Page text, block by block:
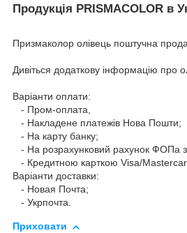
Продукція PRISMACOLOR в
Призмаколор олівець поштучна
Дивіться додаткову інформацію про
Варіанти оплати:
- Пром-оплата,
- Накладене платежів Нова Пошти;
- На карту банку;
- На розрахунковий рахунок ФОПа
- Кредитною карткою Visa/
Варіанти доставки:
- Новая Почта;
- Укрпочта.
Приховати